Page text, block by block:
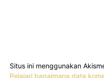
Situs ini menggunakan
Pelajari bagaimana data